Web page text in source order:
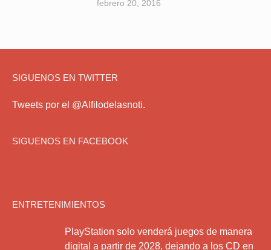
febrero 20, 2016
SIGUENOS EN TWITTER
Tweets por el @Alfilodelasnoti.
SIGUENOS EN FACEBOOK
ENTRETENIMIENTOS
PlayStation solo venderá juegos de manera
digital a partir de 2028, dejando a los CD en